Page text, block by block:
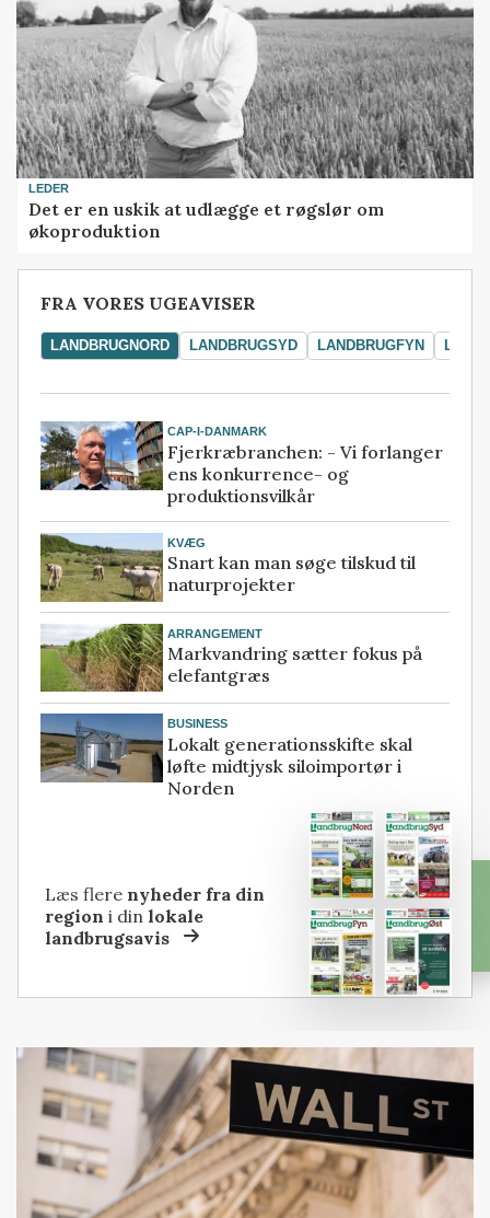
LEDER
Det er en uskik at udlægge et røgslør om
økoproduktion
FRA VORES UGEAVISER
LANDBRUGNORD LANDBRUGSYD LANDBRUGFYN
CAP-I-DANMARK
Fjerkræbranchen: - Vi forlanger
ens konkurrence- og
produktionsvilkår
KVÆG
Snart kan man søge tilskud til
naturprojekter
ARRANGEMENT
Markvandring sætter fokus på
elefantgræs
BUSINESS
Lokalt generationsskifte skal
løfte midtjysk siloimportør i
Norden
Læs flere nyheder fra din
region i dinlokale
landbrugsavis